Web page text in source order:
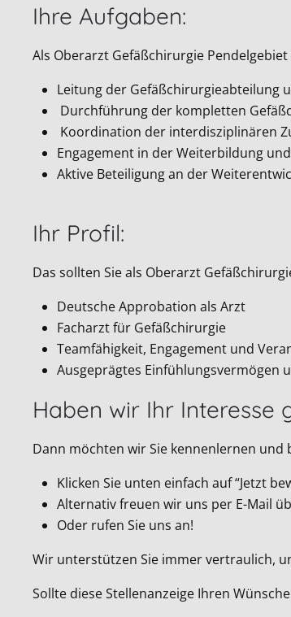
Ihre Aufgaben:
Als Oberarzt Gefäßchirurgie
Leitung der Gefäßchirurgieabteilung
Durchführung der kompletten
Koordination der interdisziplinären
Engagement in der Weiterbildung
Aktive Beteiligung an der
Ihr Profil:
Das sollten Sie als Oberarzt
Deutsche Approbation als Arzt
Facharzt für Gefäßchirurgie
Teamfähigkeit, Engagement und
Ausgeprägtes
Haben wir Ihr Interesse
Dann möchten wir Sie kennenlernen und
Klicken Sie unten einfach auf “Jetzt
Alternativ freuen wir uns per E-Mail
Oder rufen Sie uns an!
Wir unterstützen Sie immer vertraulich,
Sollte diese Stellenanzeige Ihren